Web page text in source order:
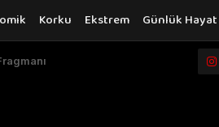
Korku Ekstrem Günlük Hayat